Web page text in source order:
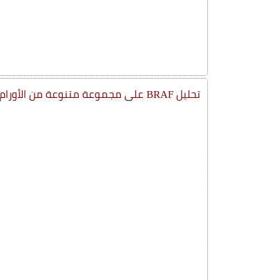
تحليل BRAF على مجموعة متنوعة من الأورام الصباغية